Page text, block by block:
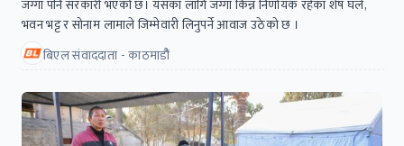
जग्गा पनि सरकारी भएको छ। यसका लागि जग्गा किन्न निर्णायक रहेका शेष घले,
भवन भट्ट र सोनाम लामाले जिम्मेवारी लिनुपर्ने आवाज उठेको छ ।
बिएल संवाददाता - काठमाडौैं